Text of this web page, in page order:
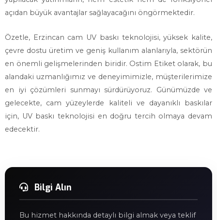
açıdan büyük avantajlar sağlayacağını öngörmektedir.
Özetle, Erzincan cam UV baskı teknolojisi, yüksek kalite,
çevre dostu üretim ve geniş kullanım alanlarıyla, sektörün
en önemli gelişmelerinden biridir. Ostim Etiket olarak, bu
alandaki uzmanlığımız ve deneyimimizle, müşterilerimize
en iyi çözümleri sunmayı sürdürüyoruz. Günümüzde ve
gelecekte, cam yüzeylerde kaliteli ve dayanıklı baskılar
için, UV baskı teknolojisi en doğru tercih olmaya devam
edecektir.
Bilgi Alın
Bu hizmet hakkında detaylı bilgi almak veya teklif